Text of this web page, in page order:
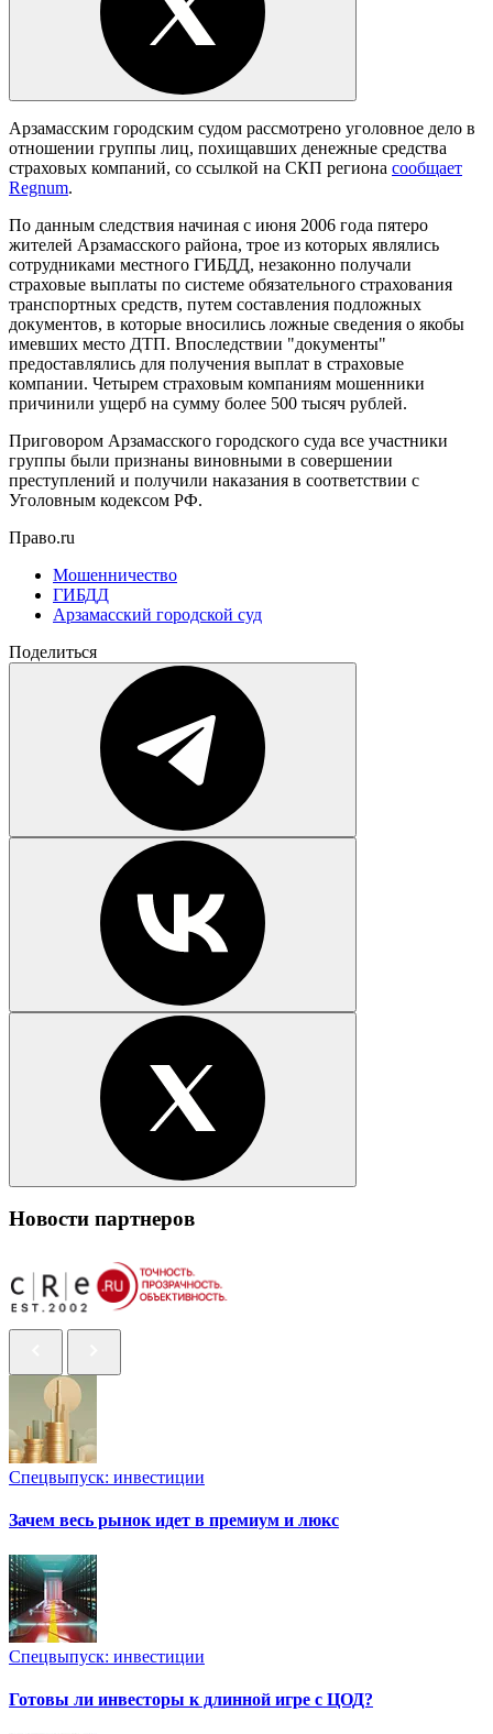
Арзамасским городским судом рассмотрено уголовное дело в
отношении группы лиц, похищавших денежные средства
страховых компаний, со ссылкой на СКП региона сообщает
Regnum.
По данным следствия начиная с июня 2006 года пятеро
жителей Арзамасского района, трое из которых являлись
сотрудниками местного ГИБДД, незаконно получали
страховые выплаты по системе обязательного страхования
транспортных средств, путем составления подложных
документов, в которые вносились ложные сведения о якобы
имевших место ДТП. Впоследствии "документы"
предоставлялись для получения выплат в страховые
компании. Четырем страховым компаниям мошенники
причинили ущерб на сумму более 500 тысяч рублей.
Приговором Арзамасского городского суда все участники
группы были признаны виновными в совершении
преступлений и получили наказания в соответствии с
Уголовным кодексом РФ.
Право.ru
Мошенничество
ГИБДД
Арзамасский городской суд
Поделиться
Новости партнеров
Спецвыпуск: инвестиции
Зачем весь рынок идет в премиум и люкс
Спецвыпуск: инвестиции
Готовы ли инвесторы к длинной игре с ЦОД?